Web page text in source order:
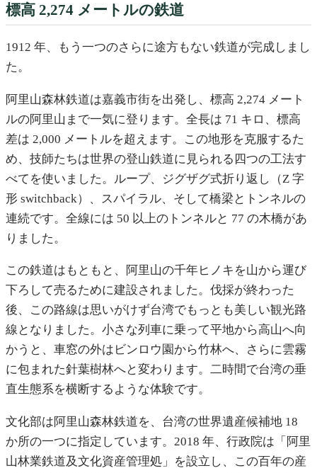
標高 2,274 メートルの鉄道
1912 年、もう一つのさらに途方もない鉄道が完成しまし
た。
阿里山森林鉄道は嘉義市街を出発し、標高 2,274 メート
ルの阿里山まで一気に登ります。全長は 71 キロ、標高
差は 2,000 メートルを超えます。この地形を克服するた
め、技師たちは世界の登山鉄道に見られる四つの工法す
べてを使いました。ループ、ジグザグ式折り返し（Z 字
形 switchback）、スパイラル、そして橋梁とトンネルの
連続です。全線には 50 以上のトンネルと 77 の木橋があ
りました。
この鉄道はもともと、阿里山の千年ヒノキを山から運び
下ろして売るために建設されました。伐採が終わった
後、この路線は思いがけず台湾でもっとも美しい観光路
線となりました。小さな列車に乗って平地から高山へ向
かうと、車窓の外はビンロウ園から竹林へ、さらに雲霧
に包まれた針葉樹林へと変わります。二時間で台湾の垂
直生態系を横断するような体験です。
文化部は阿里山森林鉄道を、台湾の世界遺産候補地 18
か所の一つに指定しています。2018 年、行政院は「阿里
山林業鉄道及文化資産管理処」を設立し、この百年の産